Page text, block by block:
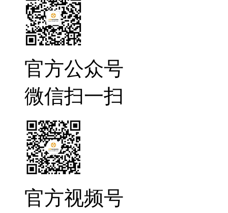
官方公众号
微信扫一扫
官方视频号